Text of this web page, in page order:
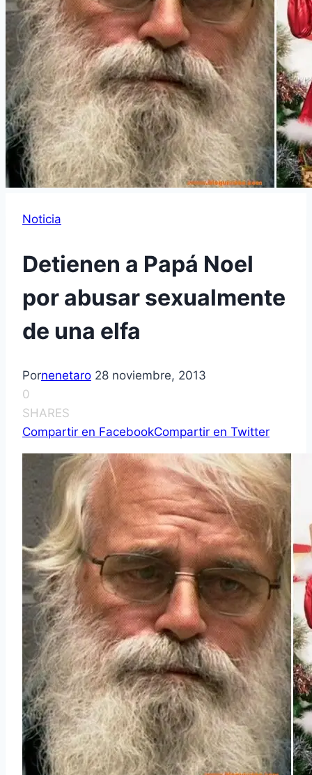
Noticia
Detienen a Papá Noel
por abusar sexualmente
de una elfa
Pornenetaro 28 noviembre, 2013
0
SHARES
Compartir en FacebookCompartir en Twitter